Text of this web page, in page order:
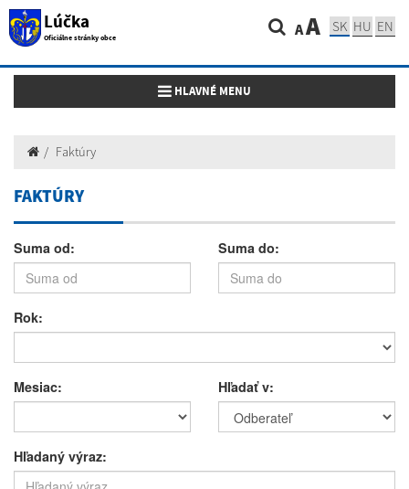
Lúčka
Oficiálne stránky obce AA SK HU EN
Toggle navigation
HLAVNÉ MENU
Faktúry
FAKTÚRY
Suma od: Suma do:
Rok:
Mesiac: Hľadať v:
Hľadaný výraz: